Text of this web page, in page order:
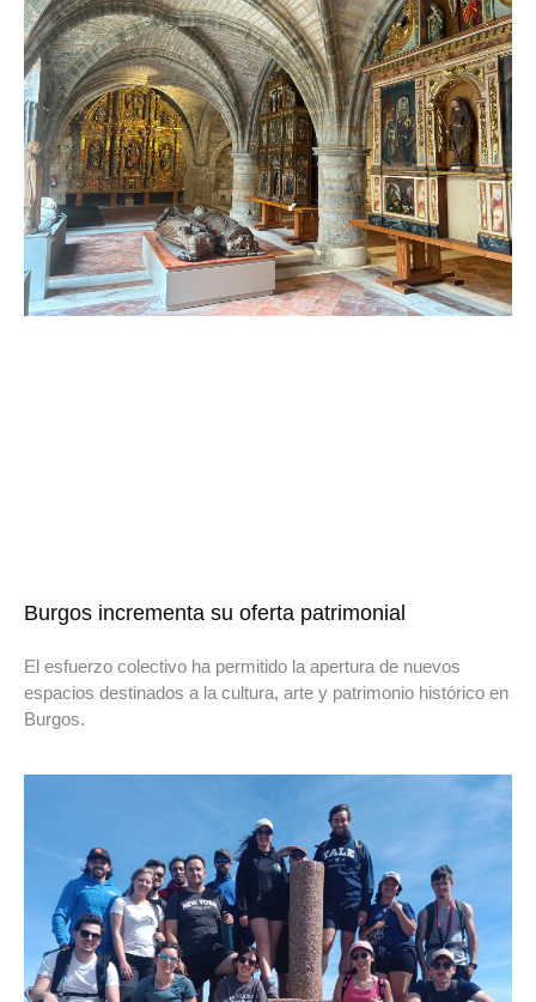
Burgos incrementa su oferta patrimonial
El esfuerzo colectivo ha permitido la apertura de nuevos
espacios destinados a la cultura, arte y patrimonio histórico en
Burgos.